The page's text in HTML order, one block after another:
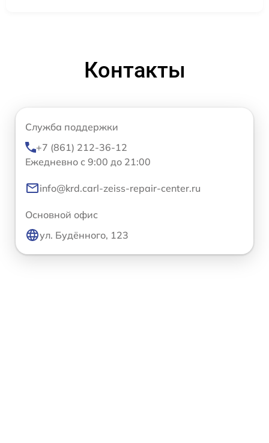
Контакты
Служба поддержки
+7 (861) 212-36-12
Ежедневно с 9:00 до 21:00
info@krd.carl-zeiss-repair-center.ru
Основной офис
ул. Будённого, 123